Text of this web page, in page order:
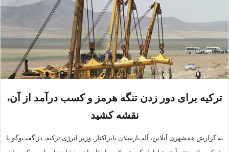
ترکیه برای دور زدن تنگه هرمز و کسب درآمد از آن،
نقشه کشید
به گزارش همشهری آنلاین، آلپ‌ارسلان بایراکتار، وزیر انرژی ترکیه، در گفت‌وگو با